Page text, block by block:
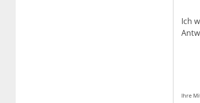
Ich
Ihre